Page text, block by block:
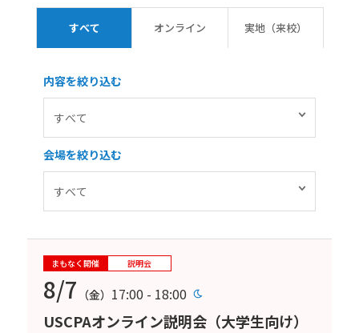
すべて オンライン 実地（来校）
内容を絞り込む
会場を絞り込む
まもなく開催 説明会
8/7 （金） 17:00 - 18:00
USCPAオンライン説明会（大学生向け）